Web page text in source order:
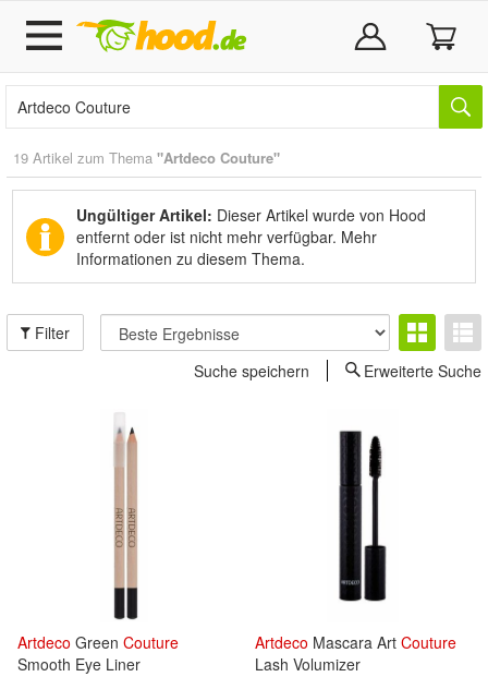
19 Artikel zum Thema "Artdeco Couture"
Ungültiger Artikel: Dieser Artikel wurde von Hood
entfernt oder ist nicht mehr verfügbar. Mehr
Informationen zu diesem Thema.
Filter
Suche speichern
Erweiterte Suche
Artdeco Green Couture
Smooth Eye Liner
Artdeco Mascara Art Couture
Lash Volumizer